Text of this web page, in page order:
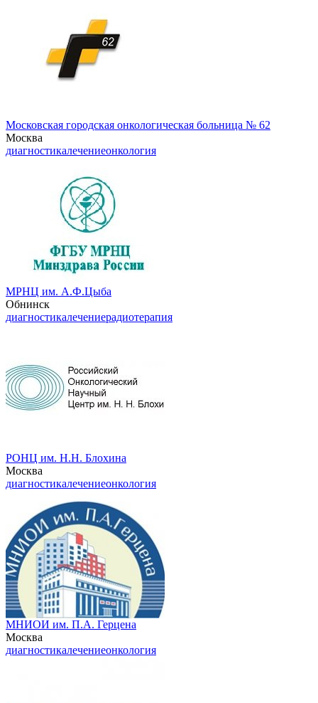
Московская городская онкологическая больница № 62
Москва
диагностикалечениеонкология
МРНЦ им. А.Ф.Цыба
Обнинск
диагностикалечениерадиотерапия
РОНЦ им. Н.Н. Блохина
Москва
диагностикалечениеонкология
МНИОИ им. П.А. Герцена
Москва
диагностикалечениеонкология